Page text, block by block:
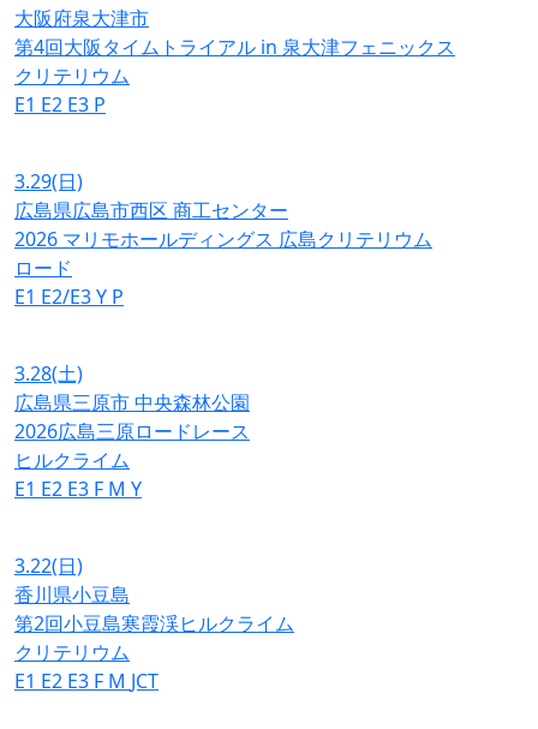
大阪府泉大津市
第4回大阪タイムトライアル in 泉大津フェニックス
クリテリウム
E1 E2 E3 P
3.29(日)
広島県広島市西区 商工センター
2026 マリモホールディングス 広島クリテリウム
ロード
E1 E2/E3Y P
3.28(土)
広島県三原市 中央森林公園
2026広島三原ロードレース
ヒルクライム
E1 E2 E3 F M Y
3.22(日)
香川県小豆島
第2回小豆島寒霞渓ヒルクライム
クリテリウム
E1 E2 E3 F M JCT